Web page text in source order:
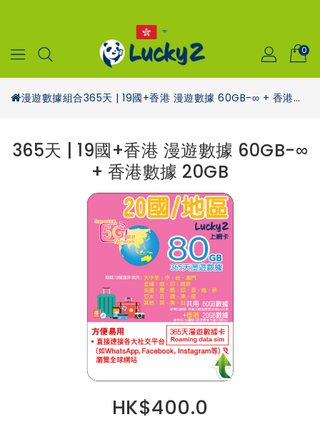
0
漫遊數據組合 365天 | 19國+香港 漫遊數據 60GB-∞ + 香港數據 20GB
365天 | 19國+香港 漫遊數據 60GB-∞
+ 香港數據 20GB
HK$400.0